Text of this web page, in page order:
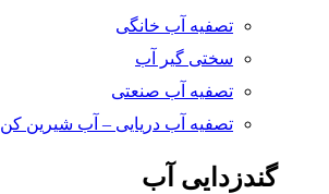
تصفیه آب خانگی
سختی گیر آب
تصفیه آب صنعتی
تصفیه آب دریایی – آب شیرین کن
گندزدایی آب